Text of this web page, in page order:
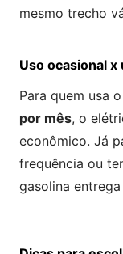
mesmo trecho
Uso ocasional
Para quem usa
por mês, o
econômico. Já
frequência ou
gasolina